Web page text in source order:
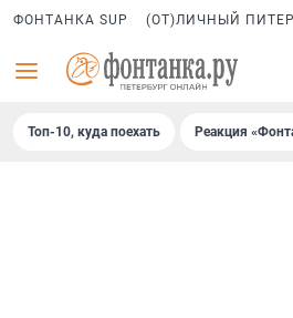
ФОНТАНКА SUP (ОТ)ЛИЧНЫЙ ПИТЕР
Топ-10, куда поехать Реакция